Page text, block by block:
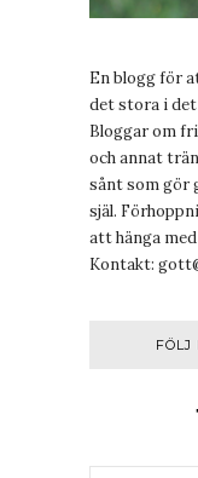
En blogg för
det stora i det
Bloggar om
och annat
sånt som gör
själ.
att hänga
Kontakt:
FÖLJ